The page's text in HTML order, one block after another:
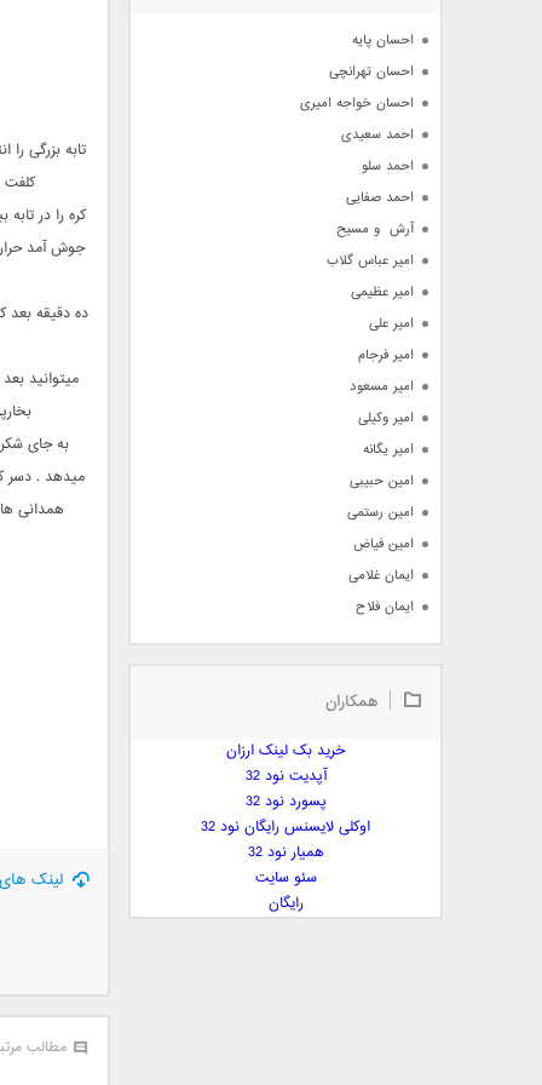
تابه بزرگی
کلفت
جوش آمد
ده دقیقه
میتوانید
به جای شکر
میدهد . دسر
همدانی
لینک
مطالب
احسان پایه
احسان تهرانچی
احسان خواجه امیری
احمد سعیدی
احمد سلو
احمد صفایی
آرش  و مسیح
امیر عباس گلاب
امیر عظیمی
امیر علی
امیر فرجام
امیر مسعود
امیر وکیلی
امیر یگانه
امین حبیبی
امین رستمی
امین فیاض
ایمان غلامی
ایمان فلاح
بابک جهانبخش
بابک مافی
بهنام صفوی
پارسا چیلیک
همکاران
خرید بک لینک ارزان
آپدیت نود 32
پسورد نود 32
اوکلی لایسنس رایگان نود 32
همیار نود 32
سئو سایت
رایگان